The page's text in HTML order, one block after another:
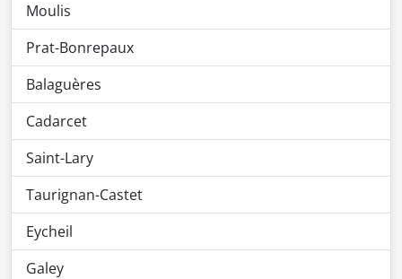
Moulis
Prat-Bonrepaux
Balaguères
Cadarcet
Saint-Lary
Taurignan-Castet
Eycheil
Galey